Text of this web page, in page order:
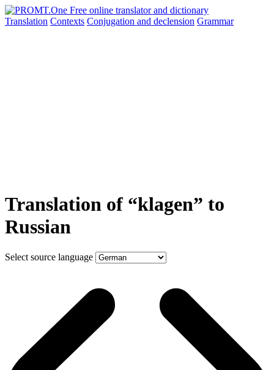
Translation Contexts Conjugation and declension Grammar
Translation of “klagen” to
Russian
Select source language